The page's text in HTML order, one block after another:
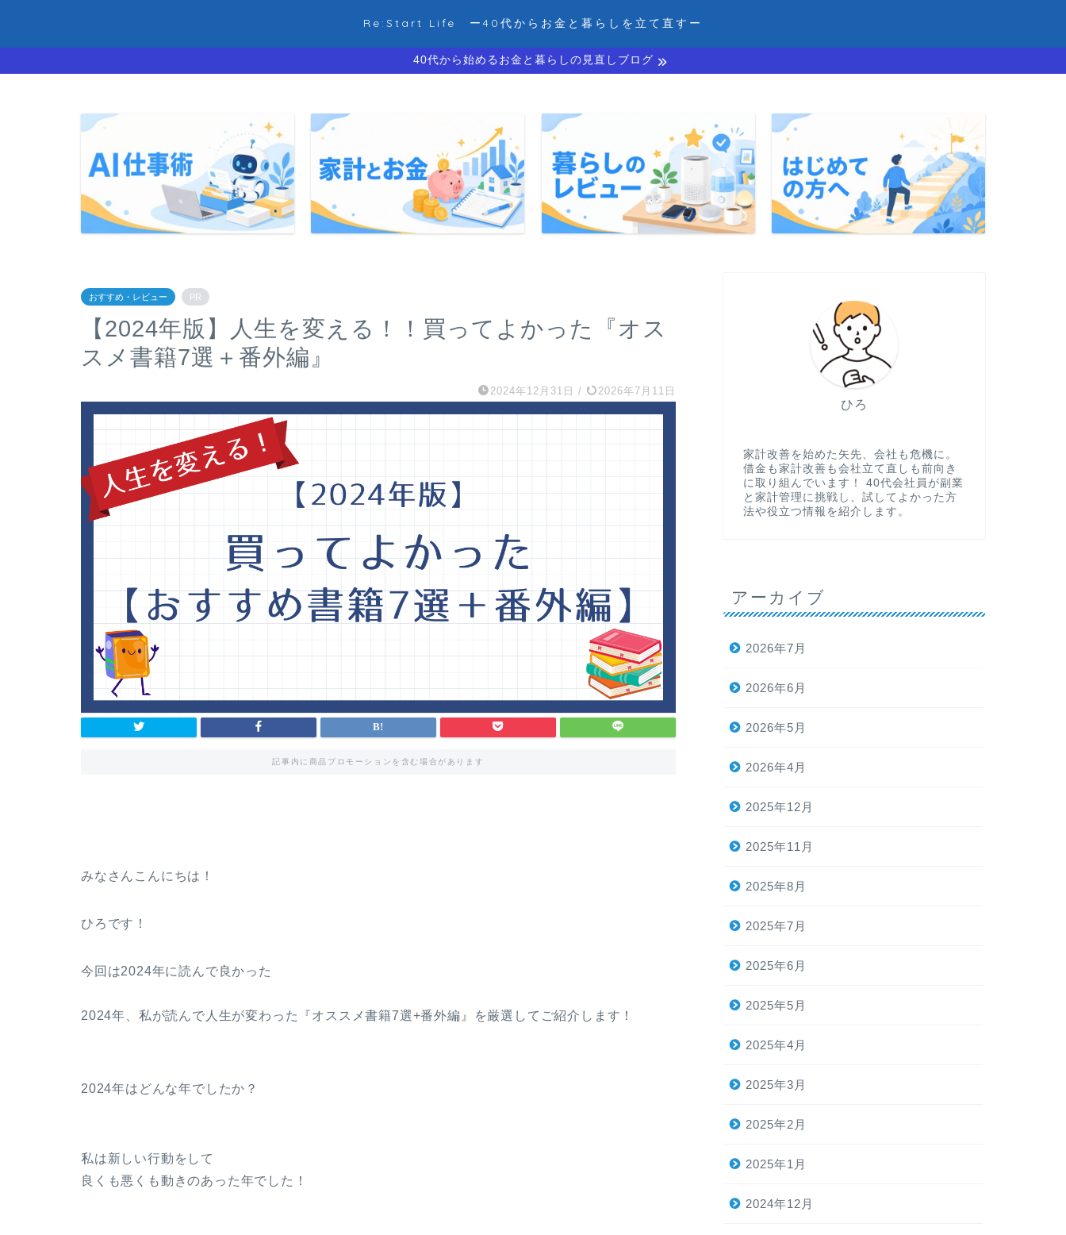
Re:Start Life ー40代からお金と暮らしを立て直すー
40代から始めるお金と暮らしの見直しブログ
おすすめ・レビュー PR
【2024年版】人生を変える！！買ってよかった『オス
スメ書籍7選＋番外編』
2024年12月31日 / 2026年7月11日
記事内に商品プロモーションを含む場合があります
みなさんこんにちは！
ひろです！
今回は2024年に読んで良かった
2024年、私が読んで人生が変わった『オススメ書籍7選+番外編』を厳選してご紹介します！
2024年はどんな年でしたか？
私は新しい行動をして
良くも悪くも動きのあった年でした！
ひろ
家計改善を始めた矢先、会社も危機に。
借金も家計改善も会社立て直しも前向き
に取り組んでいます！ 40代会社員が副業
と家計管理に挑戦し、試してよかった方
法や役立つ情報を紹介します。
アーカイブ
2026年7月
2026年6月
2026年5月
2026年4月
2025年12月
2025年11月
2025年8月
2025年7月
2025年6月
2025年5月
2025年4月
2025年3月
2025年2月
2025年1月
2024年12月